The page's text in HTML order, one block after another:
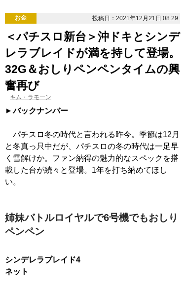
お金 投稿日：2021年12月21日 08:29
＜パチスロ新台＞沖ドキとシンデ
レラブレイドが満を持して登場。
32G＆おしりペンペンタイムの興
奮再び
キム・ラモーン
バックナンバー
パチスロ冬の時代と言われる昨今。季節は12月
と冬真っ只中だが、パチスロの冬の時代は一足早
く雪解けか。ファン納得の魅力的なスペックを搭
載した台が続々と登場。1年を打ち納めてほし
い。
姉妹バトルロイヤルで6号機でもおしり
ペンペン
シンデレラブレイド4
ネット